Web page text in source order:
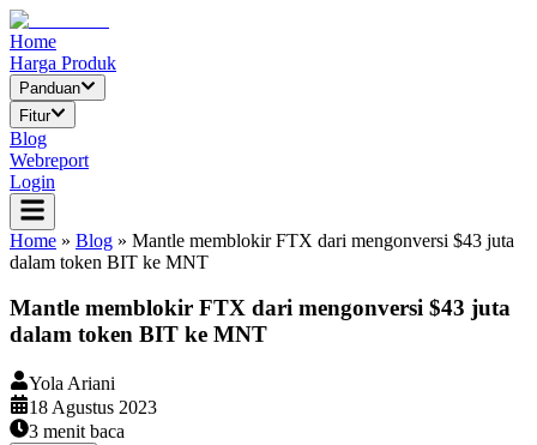
Home
Harga Produk
Panduan
Fitur
Blog
Webreport
Login
Home » Blog » Mantle memblokir FTX dari mengonversi $43 juta
dalam token BIT ke MNT
Mantle memblokir FTX dari mengonversi $43 juta
dalam token BIT ke MNT
Yola Ariani
18 Agustus 2023
3 menit baca